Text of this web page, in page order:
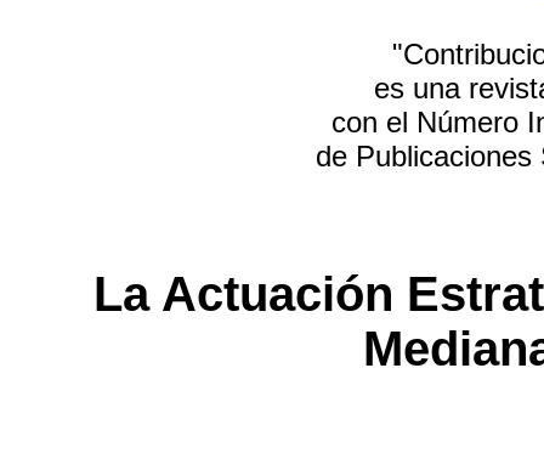
es una
con el Número
de
La Actuación